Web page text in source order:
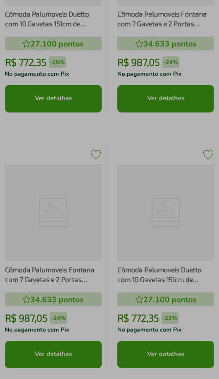
Cômoda Palumoveis Duetto
com 10 Gavetas 151cm de
27.100 pontos
R$ 772,35 -26%
No pagamento com Pix
Ver detalhes
Cômoda Palumoveis Fontana
com 7 Gavetas e 2 Portas
34.633 pontos
R$ 987,05 -24%
No pagamento com Pix
Ver detalhes
Cômoda Palumoveis Fontana
com 7 Gavetas e 2 Portas
34.633 pontos
R$ 987,05 -24%
No pagamento com Pix
Ver detalhes
Cômoda Palumoveis Duetto
com 10 Gavetas 151cm de
27.100 pontos
R$ 772,35 -23%
No pagamento com Pix
Ver detalhes